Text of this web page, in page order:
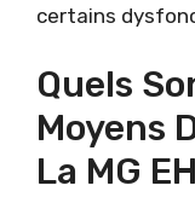
certains
Quels
Moyens
La MG